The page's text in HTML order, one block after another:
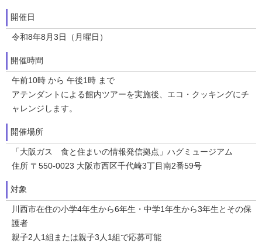
開催日
令和8年8月3日（月曜日）
開催時間
午前10時 から 午後1時 まで
アテンダントによる館内ツアーを実施後、エコ・クッキングにチ
ャレンジします。
開催場所
「大阪ガス 食と住まいの情報発信拠点」ハグミュージアム
住所 〒550-0023 大阪市西区千代崎3丁目南2番59号
対象
川西市在住の小学4年生から6年生・中学1年生から3年生とその保
護者
親子2人1組または親子3人1組で応募可能